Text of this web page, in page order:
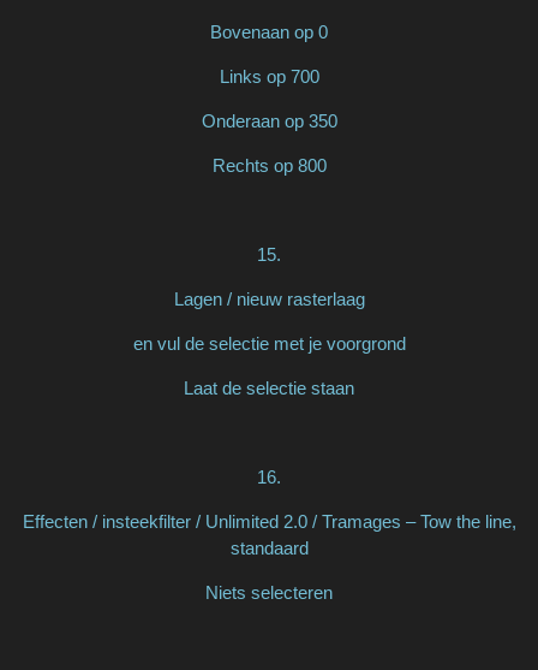
Bovenaan op 0
Links op 700
Onderaan op 350
Rechts op 800
15.
Lagen / nieuw rasterlaag
en vul de selectie met je voorgrond
Laat de selectie staan
16.
Effecten / insteekfilter / Unlimited 2.0 / Tramages – Tow the line,
standaard
Niets selecteren